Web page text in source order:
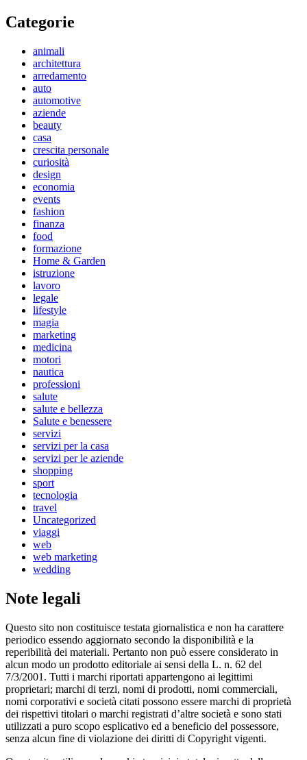
Categorie
animali
architettura
arredamento
auto
automotive
aziende
beauty
casa
crescita personale
curiosità
design
economia
events
fashion
finanza
food
formazione
Home & Garden
istruzione
lavoro
legale
lifestyle
magia
marketing
medicina
motori
nautica
professioni
salute
salute e bellezza
Salute e benessere
servizi
servizi per la casa
servizi per le aziende
shopping
sport
tecnologia
travel
Uncategorized
viaggi
web
web marketing
wedding
Note legali
Questo sito non costituisce testata giornalistica e non ha carattere
periodico essendo aggiornato secondo la disponibilità e la
reperibilità dei materiali. Pertanto non può essere considerato in
alcun modo un prodotto editoriale ai sensi della L. n. 62 del
7/3/2001. Tutti i marchi riportati appartengono ai legittimi
proprietari; marchi di terzi, nomi di prodotti, nomi commerciali,
nomi corporativi e società citati possono essere marchi di proprietà
dei rispettivi titolari o marchi registrati d’altre società e sono stati
utilizzati a puro scopo esplicativo ed a beneficio del possessore,
senza alcun fine di violazione dei diritti di Copyright vigenti.